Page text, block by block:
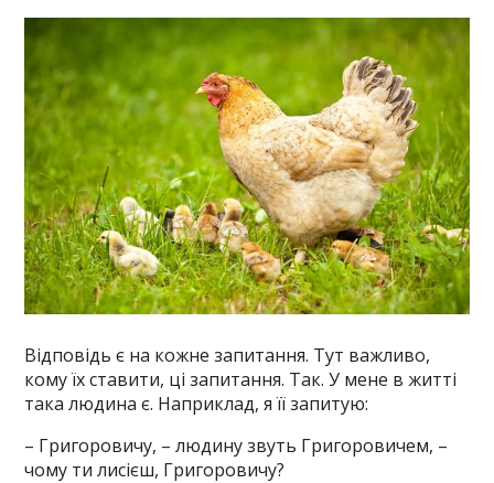
Відповідь є на кожне запитання. Тут важливо,
кому їх ставити, ці запитання. Так. У мене в житті
така людина є. Наприклад, я її запитую:
– Григоровичу, – людину звуть Григоровичем, –
чому ти лисієш, Григоровичу?